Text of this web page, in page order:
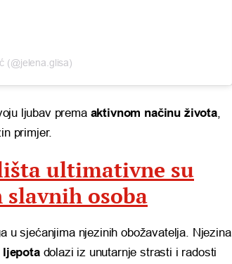
(@jelena.glisa)
ljubav prema aktivnom načinu života,
primjer.
ultimativne su
osoba
u sjećanjima njezinih obožavatelja. Njezina
ljepotadolazi iz unutarnje strasti i radosti